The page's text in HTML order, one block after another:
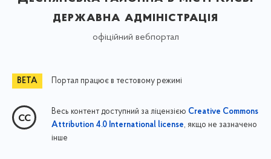
державна адміністрація
офіційний вебпортал
Портал працює в тестовому режимі
Весь контент доступний за ліцензією Creative Commons
Attribution 4.0 International license, якщо не зазначено
інше